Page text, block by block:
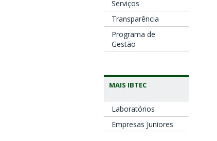
Serviços
Transparência
Programa de
Gestão
MAIS IBTEC
Laboratórios
Empresas Juniores